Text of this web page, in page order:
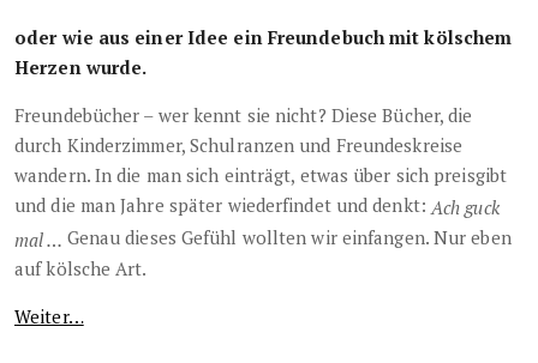
oder wie aus einer Idee ein Freundebuch mit kölschem
Herzen wurde.
Freundebücher – wer kennt sie nicht? Diese Bücher, die
durch Kinderzimmer, Schulranzen und Freundeskreise
wandern. In die man sich einträgt, etwas über sich preisgibt
und die man Jahre später wiederfindet und denkt: Ach guck
mal … Genau dieses Gefühl wollten wir einfangen. Nur eben
auf kölsche Art.
Weiter…